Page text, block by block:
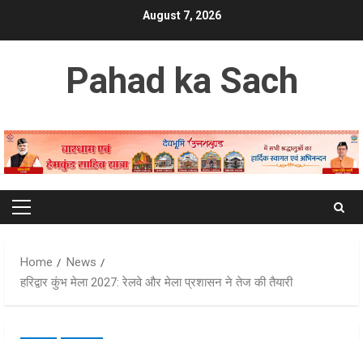
August 7, 2026
Pahad ka Sach
Primary
Home
News
हरिद्वार कुंभ मेला 2027: रेलवे और मेला प्रशासन ने तेज की तैयारी